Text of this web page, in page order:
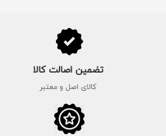
تضمین اصالت کالا
کالای اصل و معتبر